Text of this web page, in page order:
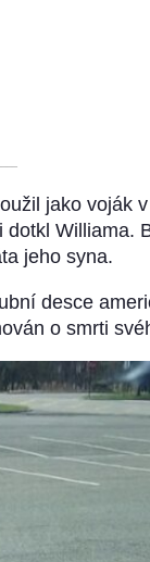
jako voják
Williama.
jeho syna.
desce
o smrti